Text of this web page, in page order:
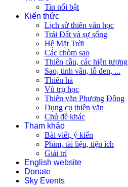
Tin nổi bật
Kiến thức
Lịch sử thiên văn học
Trái Đất và sự sống
Hệ Mặt Trời
Các chòm sao
Thiên cầu, các hiện tượng
Sao, tinh vân, lỗ đen, ...
Thiên hà
Vũ trụ học
Thiên văn Phương Đông
Dụng cụ thiên văn
Chủ đề khác
Tham khảo
Bài viết, ý kiến
Phim, tài liệu, tiện ích
Giải trí
English website
Donate
Sky Events